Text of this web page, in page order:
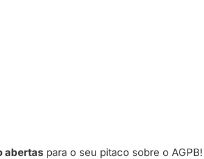
abertas para o seu pitaco sobre o AGPB!